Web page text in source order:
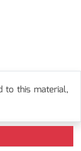
to this material,